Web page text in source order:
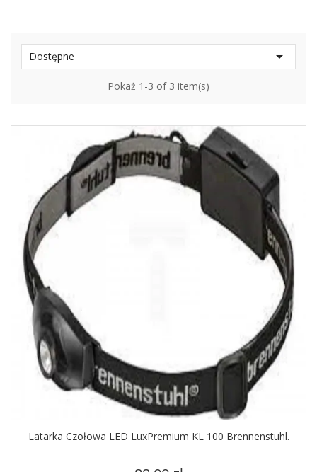
Dostępne 
Pokaż 1-3 of 3 item(s)
Latarka Czołowa LED LuxPremium KL 100 Brennenstuhl.